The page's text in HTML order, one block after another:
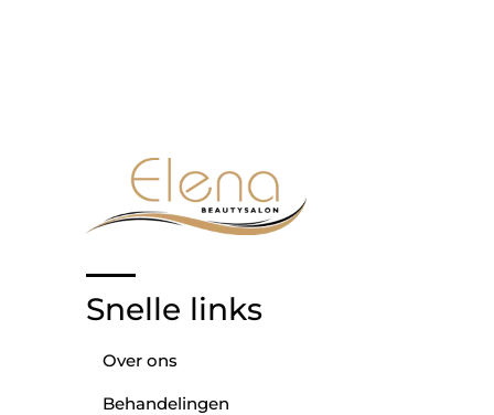
Snelle links
Over ons
Behandelingen